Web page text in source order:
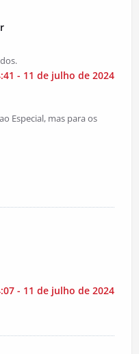
- 11 de julho de 2024
Especial, mas para os
- 11 de julho de 2024